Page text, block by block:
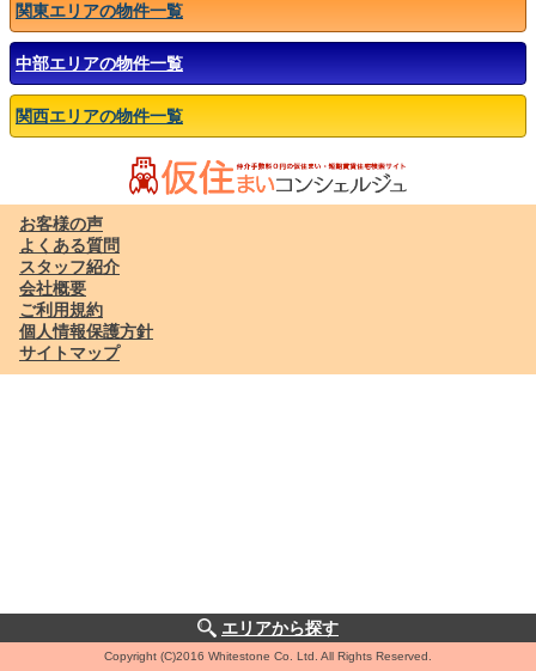
関東エリアの物件一覧
中部エリアの物件一覧
関西エリアの物件一覧
お客様の声
よくある質問
スタッフ紹介
会社概要
ご利用規約
個人情報保護方針
サイトマップ
エリアから探す
Copyright (C)2016 Whitestone Co. Ltd. All Rights Reserved.